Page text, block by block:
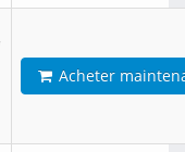
Acheter